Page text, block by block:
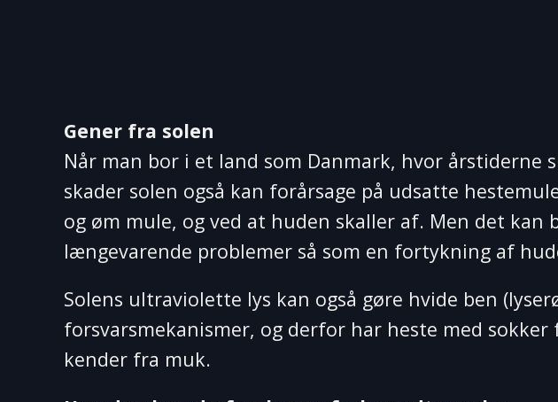
Gener fra solen
Når man bor i et land som Danmark, hvor
skader solen også kan forårsage på udsatte
og øm mule, og ved at huden skaller af. Men det
længevarende problemer så som en fortykning af
Solens ultraviolette lys kan også gøre hvide ben
forsvarsmekanismer, og derfor har heste med
kender fra muk.